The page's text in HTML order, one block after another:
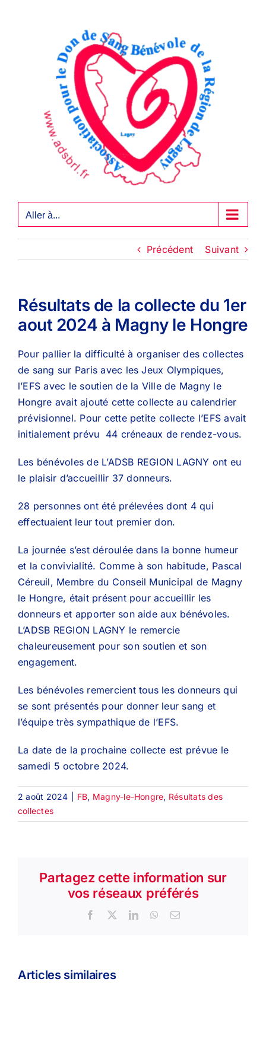
Aller à...
Précédent Suivant
Résultats de la collecte du 1er
aout 2024 à Magny le Hongre
Pour pallier la difficulté à organiser des collectes
de sang sur Paris avec les Jeux Olympiques,
l’EFS avec le soutien de la Ville de Magny le
Hongre avait ajouté cette collecte au calendrier
prévisionnel. Pour cette petite collecte l’EFS avait
initialement prévu 44 créneaux de rendez-vous.
Les bénévoles de L’ADSB REGION LAGNY ont eu
le plaisir d’accueillir 37 donneurs.
28 personnes ont été prélevées dont 4 qui
effectuaient leur tout premier don.
La journée s’est déroulée dans la bonne humeur
et la convivialité. Comme à son habitude, Pascal
Céreuil, Membre du Conseil Municipal de Magny
le Hongre, était présent pour accueillir les
donneurs et apporter son aide aux bénévoles.
L’ADSB REGION LAGNY le remercie
chaleureusement pour son soutien et son
engagement.
Les bénévoles remercient tous les donneurs qui
se sont présentés pour donner leur sang et
l’équipe très sympathique de l’EFS.
La date de la prochaine collecte est prévue le
samedi 5 octobre 2024.
2 août 2024 FB, Magny-le-Hongre, Résultats des
collectes
Partagez cette information sur
vos réseaux préférés
Facebook
X LinkedInWhatsApp
Email
Articles similaires